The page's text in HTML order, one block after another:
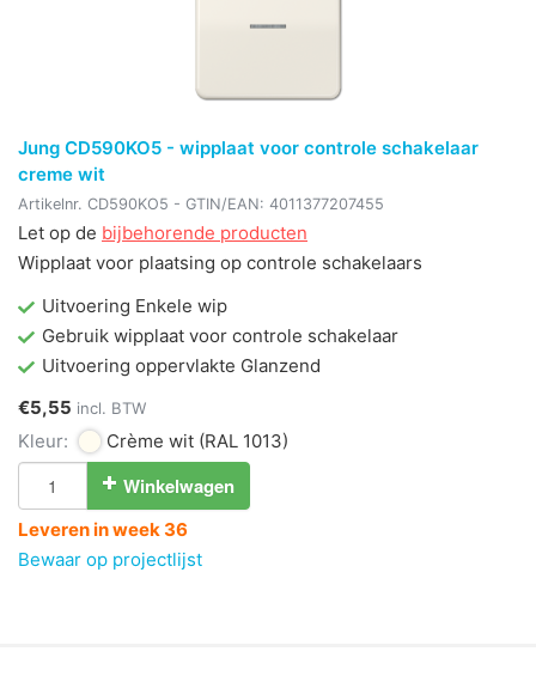
Jung CD590KO5 - wipplaat voor controle schakelaar
creme wit
Artikelnr. CD590KO5 - GTIN/EAN: 4011377207455
Let op de bijbehorende producten
Wipplaat voor plaatsing op controle schakelaars
Uitvoering Enkele wip
Gebruik wipplaat voor controle schakelaar
Uitvoering oppervlakte Glanzend
€5,55 incl. BTW
Kleur: Crème wit (RAL 1013)
Winkelwagen
Leveren in week 36
Bewaar op projectlijst